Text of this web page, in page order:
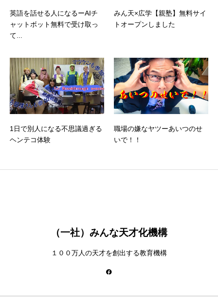
英語を話せる人になるーAIチ
ャットボット無料で受け取っ
て...
みん天×広学【親塾】無料サイ
トオープンしました
1日で別人になる不思議過ぎる
ヘンテコ体験
職場の嫌なヤツーあいつのせ
いで！！
（一社）みんな天才化機構
１００万人の天才を創出する教育機構